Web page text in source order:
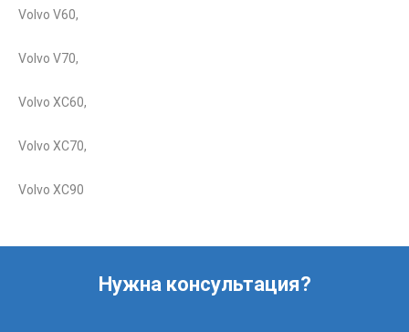
Volvo V60,
Volvo V70,
Volvo XC60,
Volvo XC70,
Volvo XC90
Нужна консультация?